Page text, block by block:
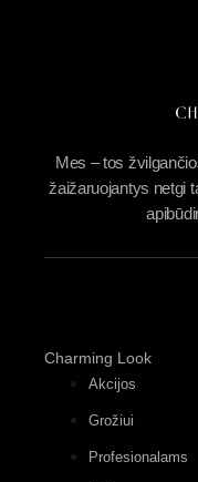
Mes – tos
žaižaruojantys netgi
Charming Look
Akcijos
Grožiui
Profesionalams